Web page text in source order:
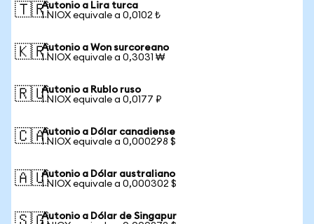
🇹🇷Autonio a Lira turca
1 NIOX equivale a 0,0102 ₺
🇰🇷Autonio a Won surcoreano
1 NIOX equivale a 0,3031 ₩
🇷🇺Autonio a Rublo ruso
1 NIOX equivale a 0,0177 ₽
🇨🇦Autonio a Dólar canadiense
1 NIOX equivale a 0,000298 $
🇦🇺Autonio a Dólar australiano
1 NIOX equivale a 0,000302 $
Autonio a Dólar de Singapur